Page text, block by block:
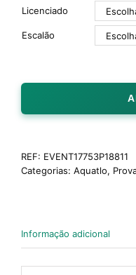
Licenciado
Escalão
REF: EVENT17753P18811
Categorias: Aquatlo,
Informação adicional